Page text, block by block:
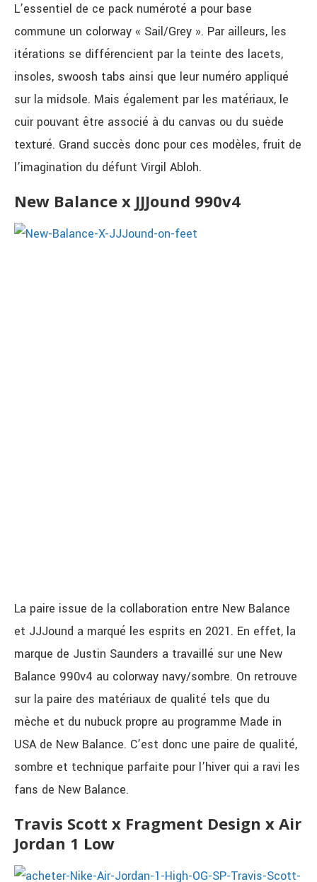
L’essentiel de ce pack numéroté a pour base
commune un colorway « Sail/Grey ». Par ailleurs, les
itérations se différencient par la teinte des lacets,
insoles, swoosh tabs ainsi que leur numéro appliqué
sur la midsole. Mais également par les matériaux, le
cuir pouvant être associé à du canvas ou du suède
texturé. Grand succès donc pour ces modèles, fruit de
l’imagination du défunt Virgil Abloh.
New Balance x JJJound 990v4
La paire issue de la collaboration entre New Balance
et JJJound a marqué les esprits en 2021. En effet, la
marque de Justin Saunders a travaillé sur une New
Balance 990v4 au colorway navy/sombre. On retrouve
sur la paire des matériaux de qualité tels que du
mèche et du nubuck propre au programme Made in
USA de New Balance. C’est donc une paire de qualité,
sombre et technique parfaite pour l’hiver qui a ravi les
fans de New Balance.
Travis Scott x Fragment Design x Air
Jordan 1 Low